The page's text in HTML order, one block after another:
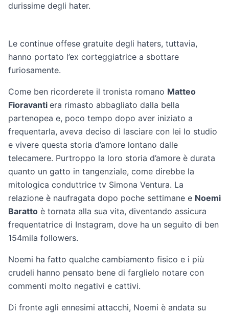
durissime degli hater.
Le continue offese gratuite degli haters, tuttavia,
hanno portato l’ex corteggiatrice a sbottare
furiosamente.
Come ben ricorderete il tronista romano Matteo
Fioravanti era rimasto abbagliato dalla bella
partenopea e, poco tempo dopo aver iniziato a
frequentarla, aveva deciso di lasciare con lei lo studio
e vivere questa storia d’amore lontano dalle
telecamere. Purtroppo la loro storia d’amore è durata
quanto un gatto in tangenziale, come direbbe la
mitologica conduttrice tv Simona Ventura. La
relazione è naufragata dopo poche settimane e Noemi
Baratto è tornata alla sua vita, diventando assicura
frequentatrice di Instagram, dove ha un seguito di ben
154mila followers.
Noemi ha fatto qualche cambiamento fisico e i più
crudeli hanno pensato bene di farglielo notare con
commenti molto negativi e cattivi.
Di fronte agli ennesimi attacchi, Noemi è andata su